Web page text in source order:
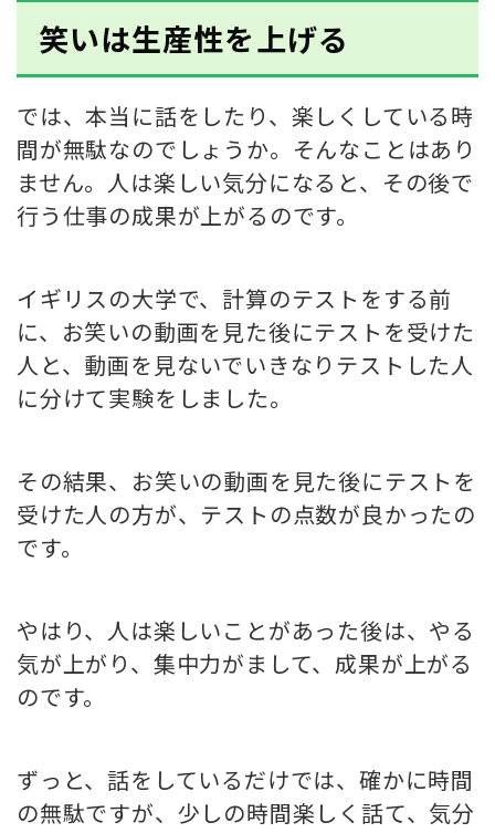
笑いは生産性を上げる
では、本当に話をしたり、楽しくしている時
間が無駄なのでしょうか。そんなことはあり
ません。人は楽しい気分になると、その後で
行う仕事の成果が上がるのです。
イギリスの大学で、計算のテストをする前
に、お笑いの動画を見た後にテストを受けた
人と、動画を見ないでいきなりテストした人
に分けて実験をしました。
その結果、お笑いの動画を見た後にテストを
受けた人の方が、テストの点数が良かったの
です。
やはり、人は楽しいことがあった後は、やる
気が上がり、集中力がまして、成果が上がる
のです。
ずっと、話をしているだけでは、確かに時間
の無駄ですが、少しの時間楽しく話て、気分